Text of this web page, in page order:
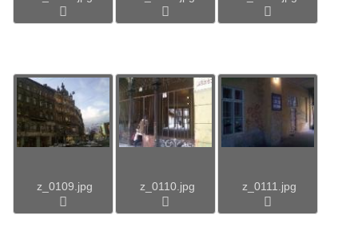
z_0109.jpg z_0110.jpg z_0111.jpg